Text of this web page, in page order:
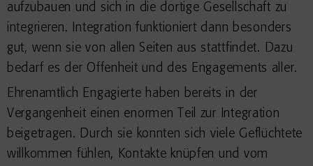
aufzubauen und sich in die dortige Gesellschaft zu
integrieren. Integration funktioniert dann besonders
gut, wenn sie von allen Seiten aus stattfindet. Dazu
bedarf es der Offenheit und des Engagements aller.
Ehrenamtlich Engagierte haben bereits in der
Vergangenheit einen enormen Teil zur Integration
beigetragen. Durch sie konnten sich viele Geflüchtete
willkommen fühlen, Kontakte knüpfen und vom